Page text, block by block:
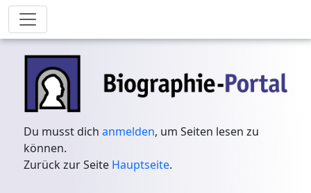
Du musst dichanmelden, um Seiten lesen zu
können.
Zurück zur Seite Hauptseite.